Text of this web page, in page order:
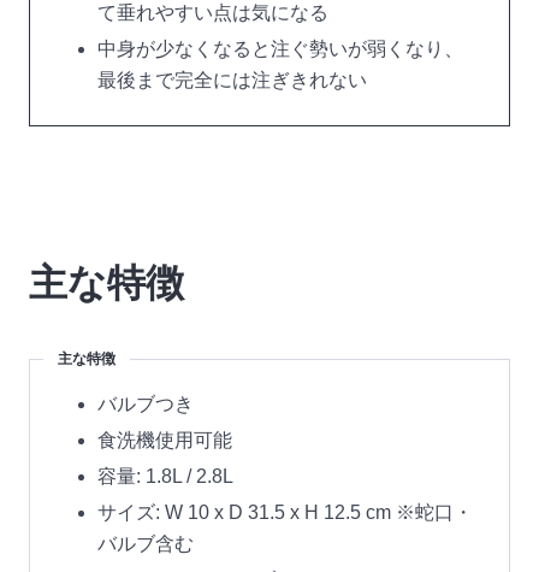
て垂れやすい点は気になる
中身が少なくなると注ぐ勢いが弱くなり、
最後まで完全には注ぎきれない
主な特徴
主な特徴
バルブつき
食洗機使用可能
容量: 1.8L / 2.8L
サイズ: W 10 x D 31.5 x H 12.5 cm ※蛇口・
バルブ含む